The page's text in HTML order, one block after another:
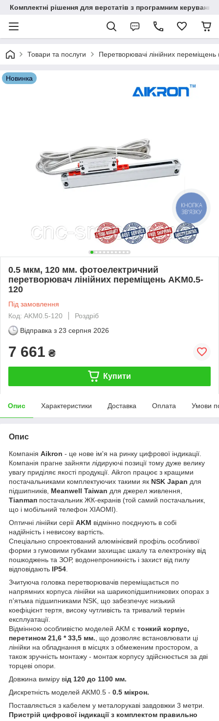
Комплектні рішення для верстатів з програмним
Товари та послуги Перетворювачі лінійних переміщень
Новинка
0.5 мкм, 120 мм. фотоелектричний
перетворювач лінійних переміщень AKM0.5-
120
Під замовлення
Код: AKM0.5-120
Роздріб
Відправка з 23 серпня 2026
7 661 ₴
Купити
Опис Характеристики Доставка Оплата Умови
Опис
Компанія Aikron - це нове ім'я на ринку цифрової індикації.
Компанія прагне зайняти лідируючі позиції тому дуже велику
увагу приділяє якості продукції. Aikron працює з кращими
постачальниками комплектуючих такими як NSK Japan для
підшипників, Meanwell Taiwan для джерел живлення,
Tianmaп постачальник ЖК-екранів (той самий постачальник,
що і мобільний телефон XIAOMI).
Оптичні лінійки серії AKM відмінно поєднують в собі
надійність і невисоку вартість.
Спеціально спроектований алюмінієвий профіль особливої ​​
форми з гумовими губками захищає шкалу та електроніку від
пошкоджень та ЗОР, водонепроникність і захист від пилу
відповідають IP54
Зчитуюча головка перетворювачів переміщається по
напрямних корпуса лінійки на шарикопідшипникових опорах з
п'ятьма підшипниками NSK, що забезпечує низький
коефіцієнт тертя, високу чутливість та тривалий термін
експлуатації.
Відмінною особливістю моделей AKM є тонкий корпус,
перетином 21,6 * 33,5 мм. , що дозволяє встановлювати ці
лінійки на обладнання в місцях з обмеженим простором, а
також зручність монтажу - монтаж корпусу здійснюється за дві
торцеві опори.
Довжина виміру від 120 до 1100 мм.
Дискретність моделей AKM0.5 - 0.5 мікрон.
Поставляється з кабелем у металорукаві завдовжки 3 метри.
Пристрій цифрової індикації з комплектом правильно
КНОПКА
ЗВ'ЯЗКУ